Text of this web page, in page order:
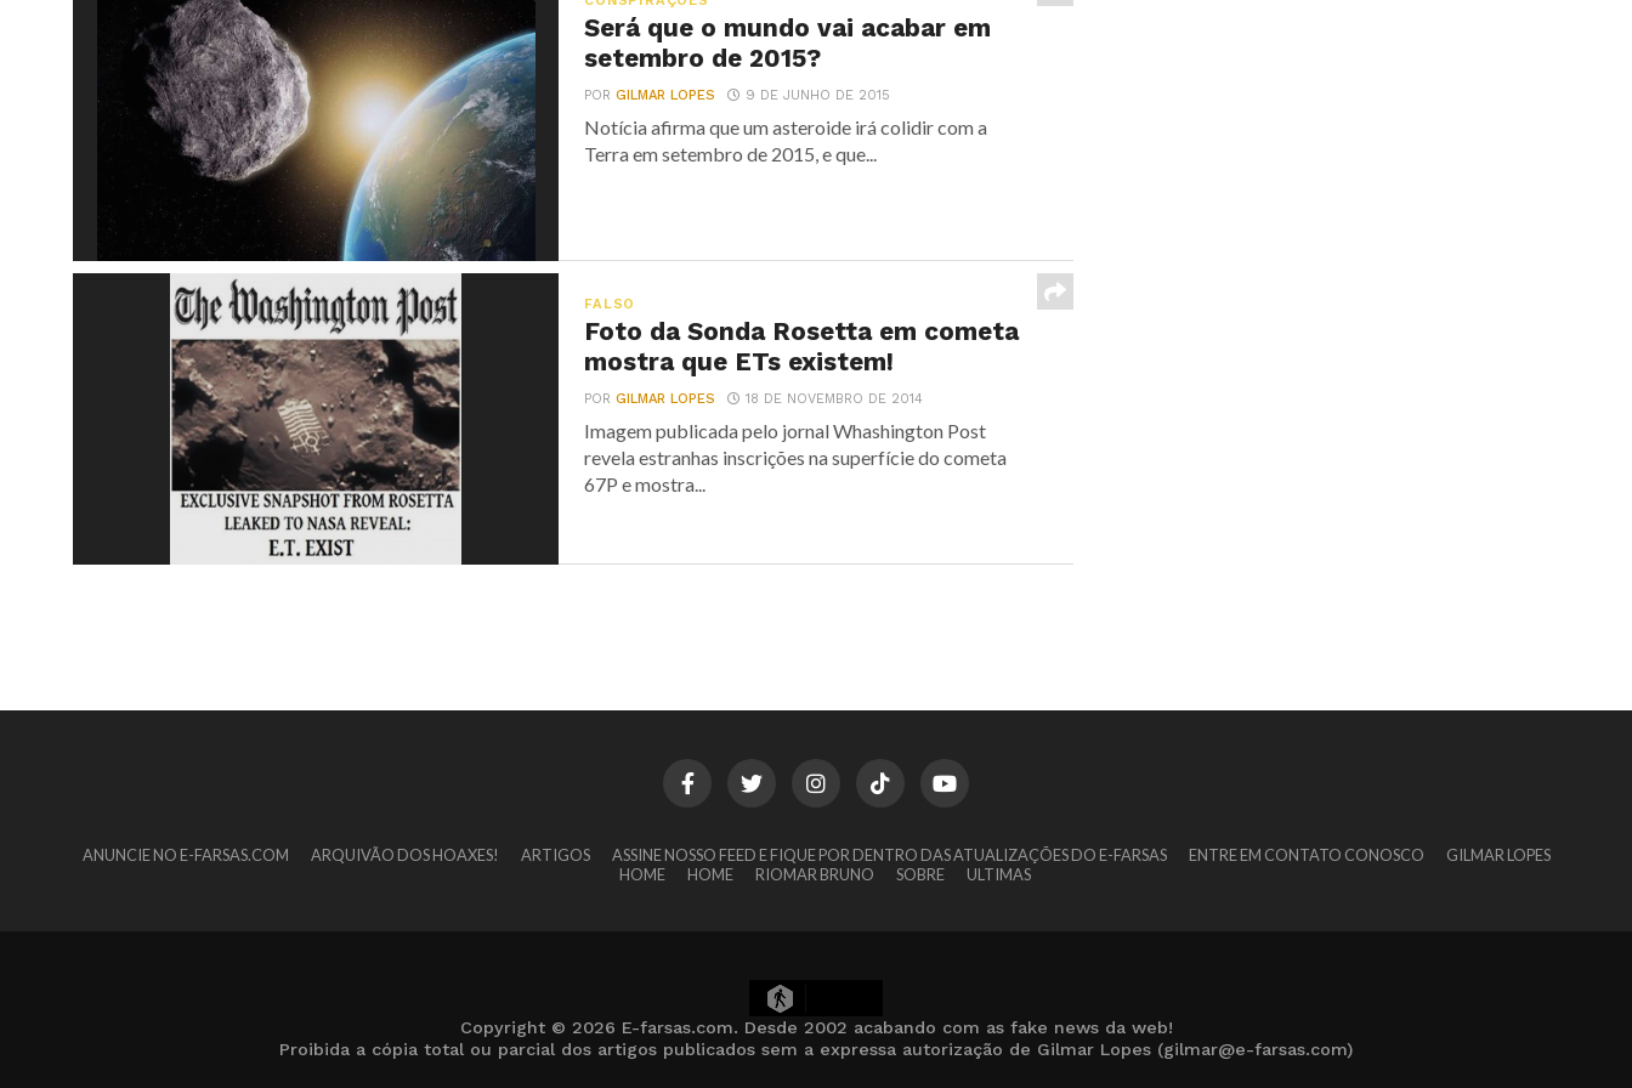
Será que o mundo vai acabar em
setembro de 2015?
PORGILMAR LOPES 9 DE JUNHO DE 2015
Notícia afirma que um asteroide irá colidir com a
Terra em setembro de 2015, e que...
FALSO
Foto da Sonda Rosetta em cometa
mostra que ETs existem!
PORGILMAR LOPES 18 DE NOVEMBRO DE 2014
Imagem publicada pelo jornal Whashington Post
revela estranhas inscrições na superfície do cometa
67P e mostra...
ANUNCIE NO E-FARSAS.COM ARQUIVÃO DOS HOAXES! ARTIGOS ASSINE NOSSO FEED E FIQUE POR DENTRO DAS ATUALIZAÇÕES DO E-FARSAS ENTRE EM CONTATO CONOSCO
GILMAR LOPES
HOME
HOME RIOMAR BRUNO SOBRE ULTIMAS
Copyright © 2026 E-farsas.com. Desde 2002 acabando com as fake news da web!
Proibida a cópia total ou parcial dos artigos publicados sem a expressa autorização de Gilmar Lopes (gilmar@e-farsas.com)